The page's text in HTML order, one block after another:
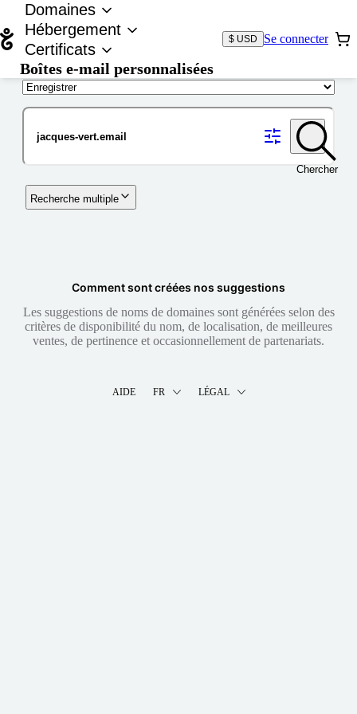
Domaines
Hébergement
Certificats
Boîtes e-mail personnalisées
$ USD Se connecter
Chercher
Recherche multiple
Comment sont créées nos suggestions
Les suggestions de noms de domaines sont générées selon des
critères de disponibilité du nom, de localisation, de meilleures
ventes, de pertinence et occasionnellement de partenariats.
AIDE FR LÉGAL